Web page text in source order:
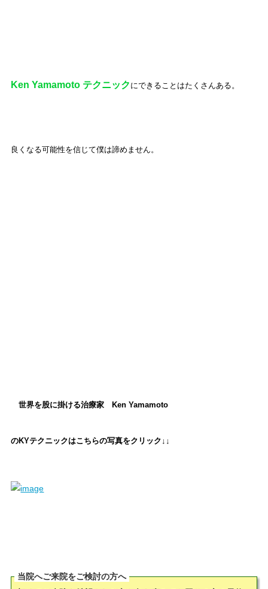
Ken Yamamoto テクニック にできることはたくさんある。
良くなる可能性を信じて僕は諦めません。
世界を股に掛ける治療家 Ken Yamamoto
のKYテクニックはこちらの写真をクリック↓↓
当院へご来院をご検討の方へ